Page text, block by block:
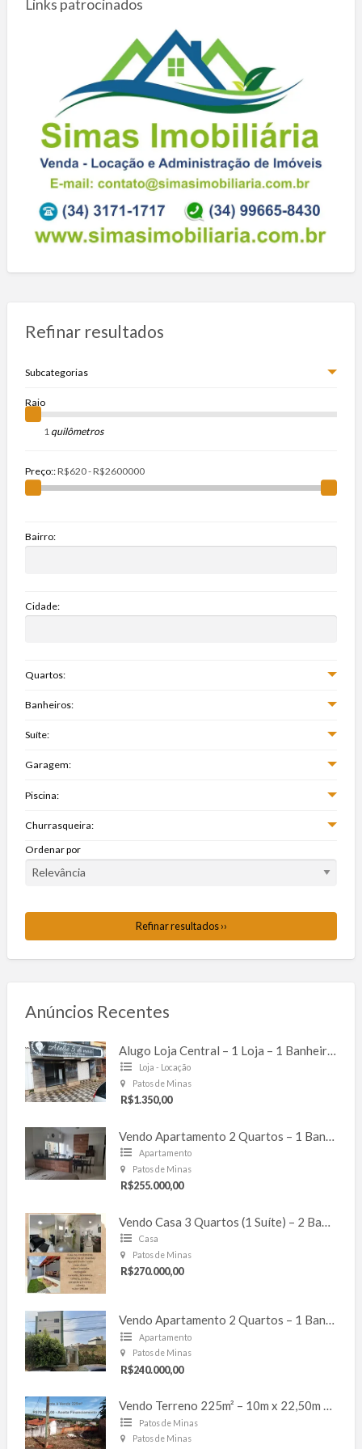
Links patrocinados
Refinar resultados
Subcategorias
Raio
quilômetros
Preço::
Bairro:
Cidade:
Quartos:
Banheiros:
Suíte:
Garagem:
Piscina:
Churrasqueira:
Ordenar por
Refinar resultados ››
Anúncios Recentes
Loja - Locação
Patos de Minas
R$1.350,00
Vendo Apartamento 2 Quartos – 1 Banheiro – 1 Vaga – Laranjeiras
Apartamento
Patos de Minas
R$255.000,00
Vendo Casa 3 Quartos (1 Suíte) – 2 Banheiros – 2 Vagas – 127m² – Cond. Moradas – Bela Vista
Casa
Patos de Minas
R$270.000,00
Vendo Apartamento 2 Quartos – 1 Banheiro – 1 Vaga – 57m² – Ipanema
Apartamento
Patos de Minas
R$240.000,00
Vendo Terreno 225m² – 10m x 22,50m – Coração Aucaristico
Patos de Minas
Patos de Minas